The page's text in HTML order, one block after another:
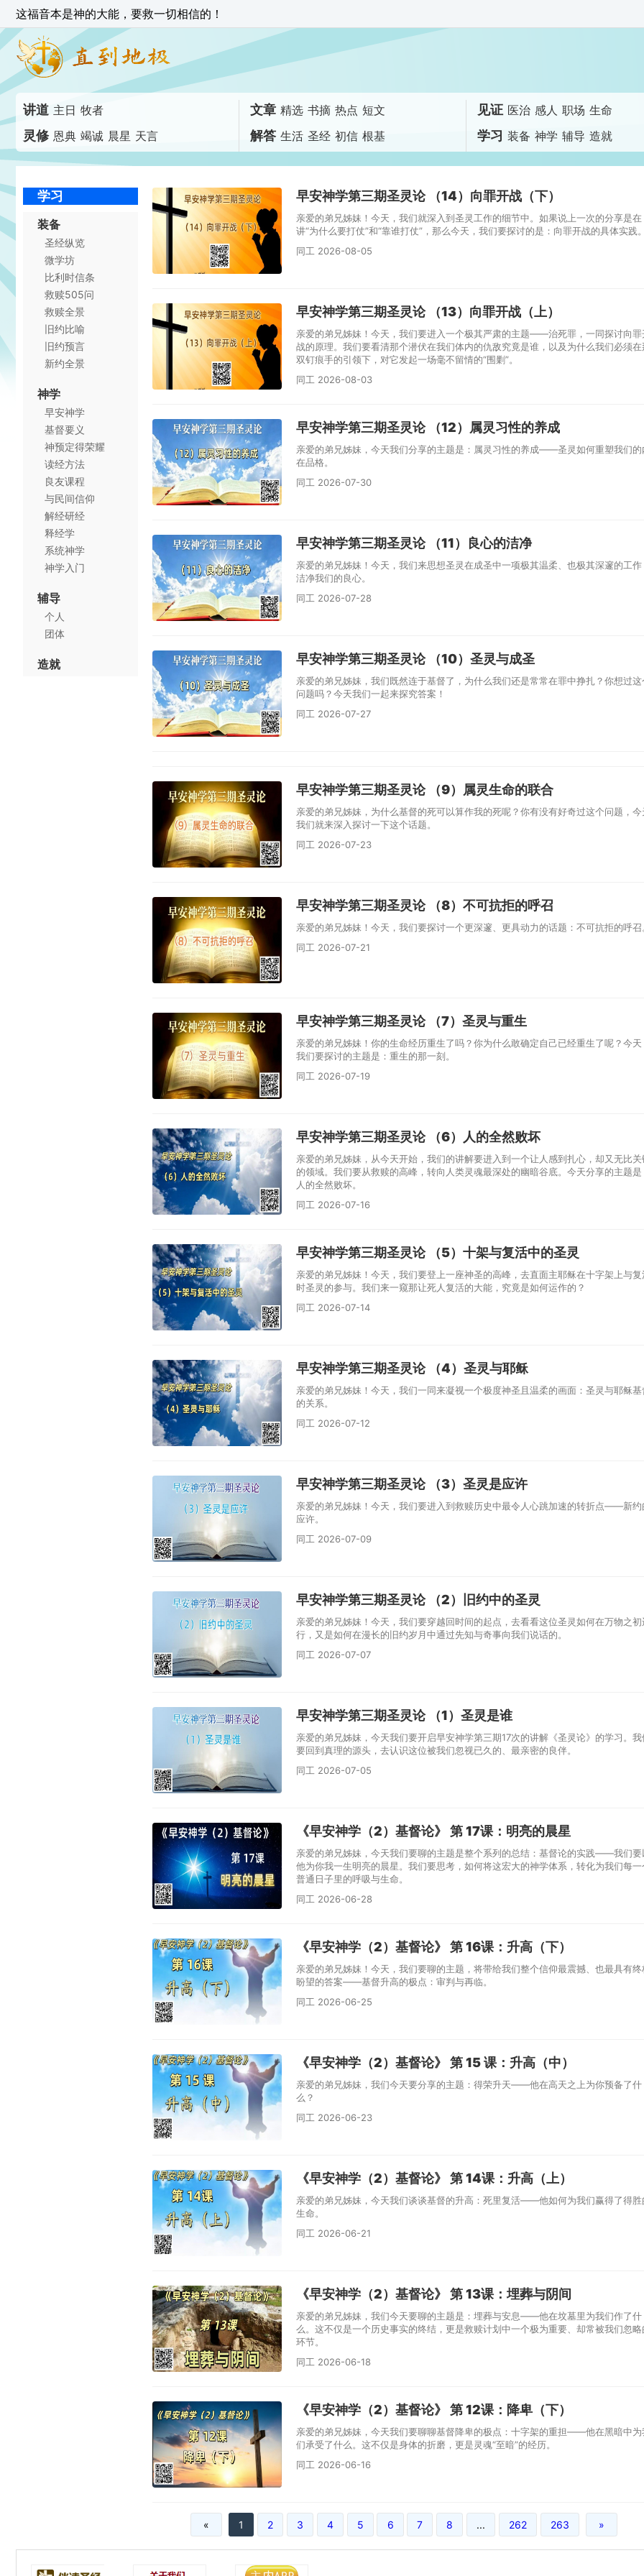
这福音本是神的大能，要救一切相信的！
讲道 主日 牧者 文章 精选 书摘 热点 短文 见证 医治 感人 职场 生命
灵修 恩典 竭诚 晨星 天言 解答 生活 圣经 初信 根基 学习 装备 神学 辅导 造就
学习
装备
圣经纵览
微学坊
比利时信条
救赎505问
救赎全景
旧约比喻
旧约预言
新约全景
神学
早安神学
基督要义
神预定得荣耀
读经方法
良友课程
与民间信仰
解经研经
释经学
系统神学
神学入门
辅导
个人
团体
造就
早安神学第三期圣灵论 （14）向罪开战（下）
亲爱的弟兄姊妹！今天，我们就深入到圣灵工作的细节中。如果说上一次的分享是在
讲“为什么要打仗”和“靠谁打仗”，那么今天，我们要探讨的是：向罪开战的具体实践
同工 2026-08-05
早安神学第三期圣灵论 （13）向罪开战（上）
亲爱的弟兄姊妹！今天，我们要进入一个极其严肃的主题——治死罪，一同探讨向罪
战的原理。我们要看清那个潜伏在我们体内的仇敌究竟是谁，以及为什么我们必须在
双钉痕手的引领下，对它发起一场毫不留情的“围剿”。
同工 2026-08-03
早安神学第三期圣灵论 （12）属灵习性的养成
亲爱的弟兄姊妹，今天我们分享的主题是：属灵习性的养成——圣灵如何重塑我们的
在品格。
同工 2026-07-30
早安神学第三期圣灵论 （11）良心的洁净
亲爱的弟兄姊妹！今天，我们来思想圣灵在成圣中一项极其温柔、也极其深邃的工作
洁净我们的良心。
同工 2026-07-28
早安神学第三期圣灵论 （10）圣灵与成圣
亲爱的弟兄姊妹，我们既然连于基督了，为什么我们还是常常在罪中挣扎？你想过这
问题吗？今天我们一起来探究答案！
同工 2026-07-27
早安神学第三期圣灵论 （9）属灵生命的联合
亲爱的弟兄姊妹，为什么基督的死可以算作我的死呢？你有没有好奇过这个问题，今
我们就来深入探讨一下这个话题。
同工 2026-07-23
早安神学第三期圣灵论 （8）不可抗拒的呼召
亲爱的弟兄姊妹！今天，我们要探讨一个更深邃、更具动力的话题：不可抗拒的呼召
同工 2026-07-21
早安神学第三期圣灵论 （7）圣灵与重生
亲爱的弟兄姊妹！你的生命经历重生了吗？你为什么敢确定自己已经重生了呢？今天
我们要探讨的主题是：重生的那一刻。
同工 2026-07-19
早安神学第三期圣灵论 （6）人的全然败坏
亲爱的弟兄姊妹，从今天开始，我们的讲解要进入到一个让人感到扎心，却又无比关
的领域。我们要从救赎的高峰，转向人类灵魂最深处的幽暗谷底。今天分享的主题是
人的全然败坏。
同工 2026-07-16
早安神学第三期圣灵论 （5）十架与复活中的圣灵
亲爱的弟兄姊妹！今天，我们要登上一座神圣的高峰，去直面主耶稣在十字架上与复
时圣灵的参与。我们来一窥那让死人复活的大能，究竟是如何运作的？
同工 2026-07-14
早安神学第三期圣灵论 （4）圣灵与耶稣
亲爱的弟兄姊妹！今天，我们一同来凝视一个极度神圣且温柔的画面：圣灵与耶稣基
的关系。
同工 2026-07-12
早安神学第三期圣灵论 （3）圣灵是应许
亲爱的弟兄姊妹！今天，我们要进入到救赎历史中最令人心跳加速的转折点——新约
应许。
同工 2026-07-09
早安神学第三期圣灵论 （2）旧约中的圣灵
亲爱的弟兄姊妹！今天，我们要穿越回时间的起点，去看看这位圣灵如何在万物之初
行，又是如何在漫长的旧约岁月中通过先知与奇事向我们说话的。
同工 2026-07-07
早安神学第三期圣灵论 （1）圣灵是谁
亲爱的弟兄姊妹，今天我们要开启早安神学第三期17次的讲解《圣灵论》的学习。我
要回到真理的源头，去认识这位被我们忽视已久的、最亲密的良伴。
同工 2026-07-05
《早安神学（2）基督论》 第 17课：明亮的晨星
亲爱的弟兄姊妹，今天我们要聊的主题是整个系列的总结：基督论的实践——我们要
他为你我一生明亮的晨星。我们要思考，如何将这宏大的神学体系，转化为我们每一
普通日子里的呼吸与生命。
同工 2026-06-28
《早安神学（2）基督论》 第 16课：升高（下）
亲爱的弟兄姊妹！今天，我们要聊的主题，将带给我们整个信仰最震撼、也最具有终
盼望的答案——基督升高的极点：审判与再临。
同工 2026-06-25
《早安神学（2）基督论》 第 15 课：升高（中）
亲爱的弟兄姊妹，我们今天要分享的主题：得荣升天——他在高天之上为你预备了什
么？
同工 2026-06-23
《早安神学（2）基督论》 第 14课：升高（上）
亲爱的弟兄姊妹，今天我们谈谈基督的升高：死里复活——他如何为我们赢得了得胜
生命。
同工 2026-06-21
《早安神学（2）基督论》 第 13课：埋葬与阴间
亲爱的弟兄姊妹，我们今天要聊的主题是：埋葬与安息——他在坟墓里为我们作了什
么。这不仅是一个历史事实的终结，更是救赎计划中一个极为重要、却常被我们忽略
环节。
同工 2026-06-18
《早安神学（2）基督论》 第 12课：降卑（下）
亲爱的弟兄姊妹，今天我们要聊聊基督降卑的极点：十字架的重担——他在黑暗中为
们承受了什么。这不仅是身体的折磨，更是灵魂“至暗”的经历。
同工 2026-06-16
« 1 2 3 4 5 6 7 8 ... 262 263 »